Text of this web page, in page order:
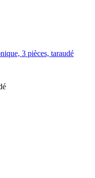
3 pièces, taraudé